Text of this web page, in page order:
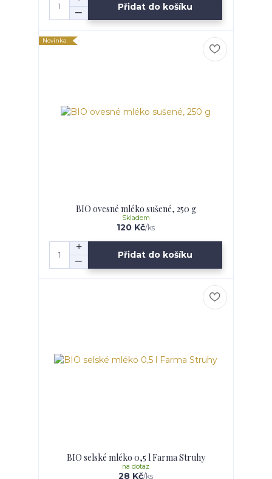
Přidat do košíku
Novinka
BIO ovesné mléko sušené, 250 g
120 Kč/ks
Skladem
Přidat do košíku
BIO selské mléko 0,5 l Farma Struhy
28 Kč/ks
na dotaz